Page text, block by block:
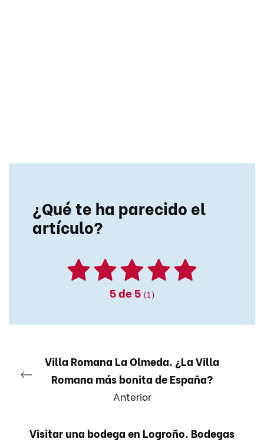
¿Qué te ha parecido el
artículo?
5de 5 (1)
Villa Romana La Olmeda. ¿La Villa
Romana más bonita de España?
Anterior
Visitar una bodega en Logroño. Bodegas